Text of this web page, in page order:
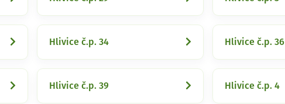
Hlivice č.p. 34 Hlivice č.p. 36
Hlivice č.p. 39 Hlivice č.p. 4